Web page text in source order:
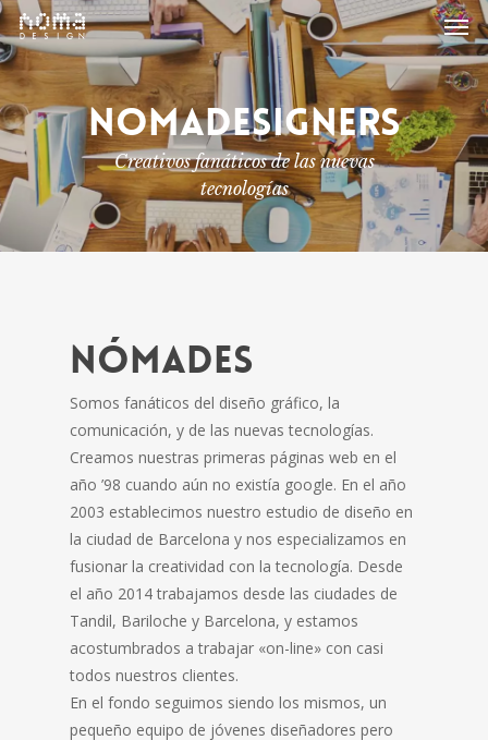
Skip
to
main
content
NOMADESIGNERS
Creativos fanáticos de las nuevas
tecnologías
NÓMADES
Somos fanáticos del diseño gráfico, la
comunicación, y de las nuevas tecnologías.
Creamos nuestras primeras páginas web en el
año ’98 cuando aún no existía google. En el año
2003 establecimos nuestro estudio de diseño en
la ciudad de Barcelona y nos especializamos en
fusionar la creatividad con la tecnología. Desde
el año 2014 trabajamos desde las ciudades de
Tandil, Bariloche y Barcelona, y estamos
acostumbrados a trabajar «on-line» con casi
todos nuestros clientes.
En el fondo seguimos siendo los mismos, un
pequeño equipo de jóvenes diseñadores pero